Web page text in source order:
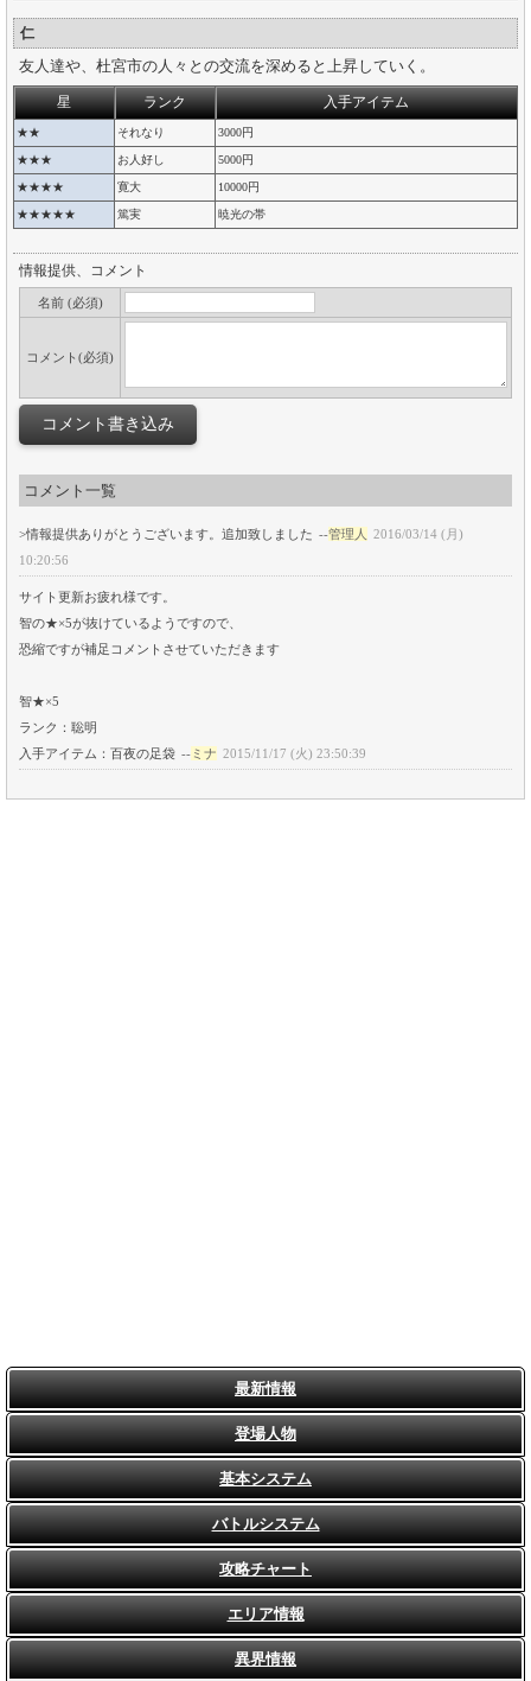
仁
友人達や、杜宮市の人々との交流を深めると上昇していく。
星 ランク 入手アイテム
★★ それなり 3000円
★★★ お人好し 5000円
★★★★ 寛大 10000円
★★★★★ 篤実 暁光の帯
情報提供、コメント
名前 (必須)
コメント(必須)
コメント一覧
>情報提供ありがとうございます。追加致しました --管理人
2016/03/14 (月)
10:20:56
サイト更新お疲れ様です。
智の★×5が抜けているようですので、
恐縮ですが補足コメントさせていただきます
智★×5
ランク：聡明
入手アイテム：百夜の足袋 -- ミナ 2015/11/17 (火) 23:50:39
最新情報
登場人物
基本システム
バトルシステム
攻略チャート
エリア情報
異界情報